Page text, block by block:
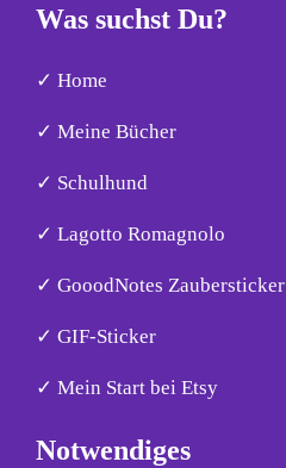
Was suchst Du?
✓ Home
✓ Meine Bücher
✓ Schulhund
✓ Lagotto Romagnolo
✓ GooodNotes Zaubersticker
✓ GIF-Sticker
✓ Mein Start bei Etsy
Notwendiges